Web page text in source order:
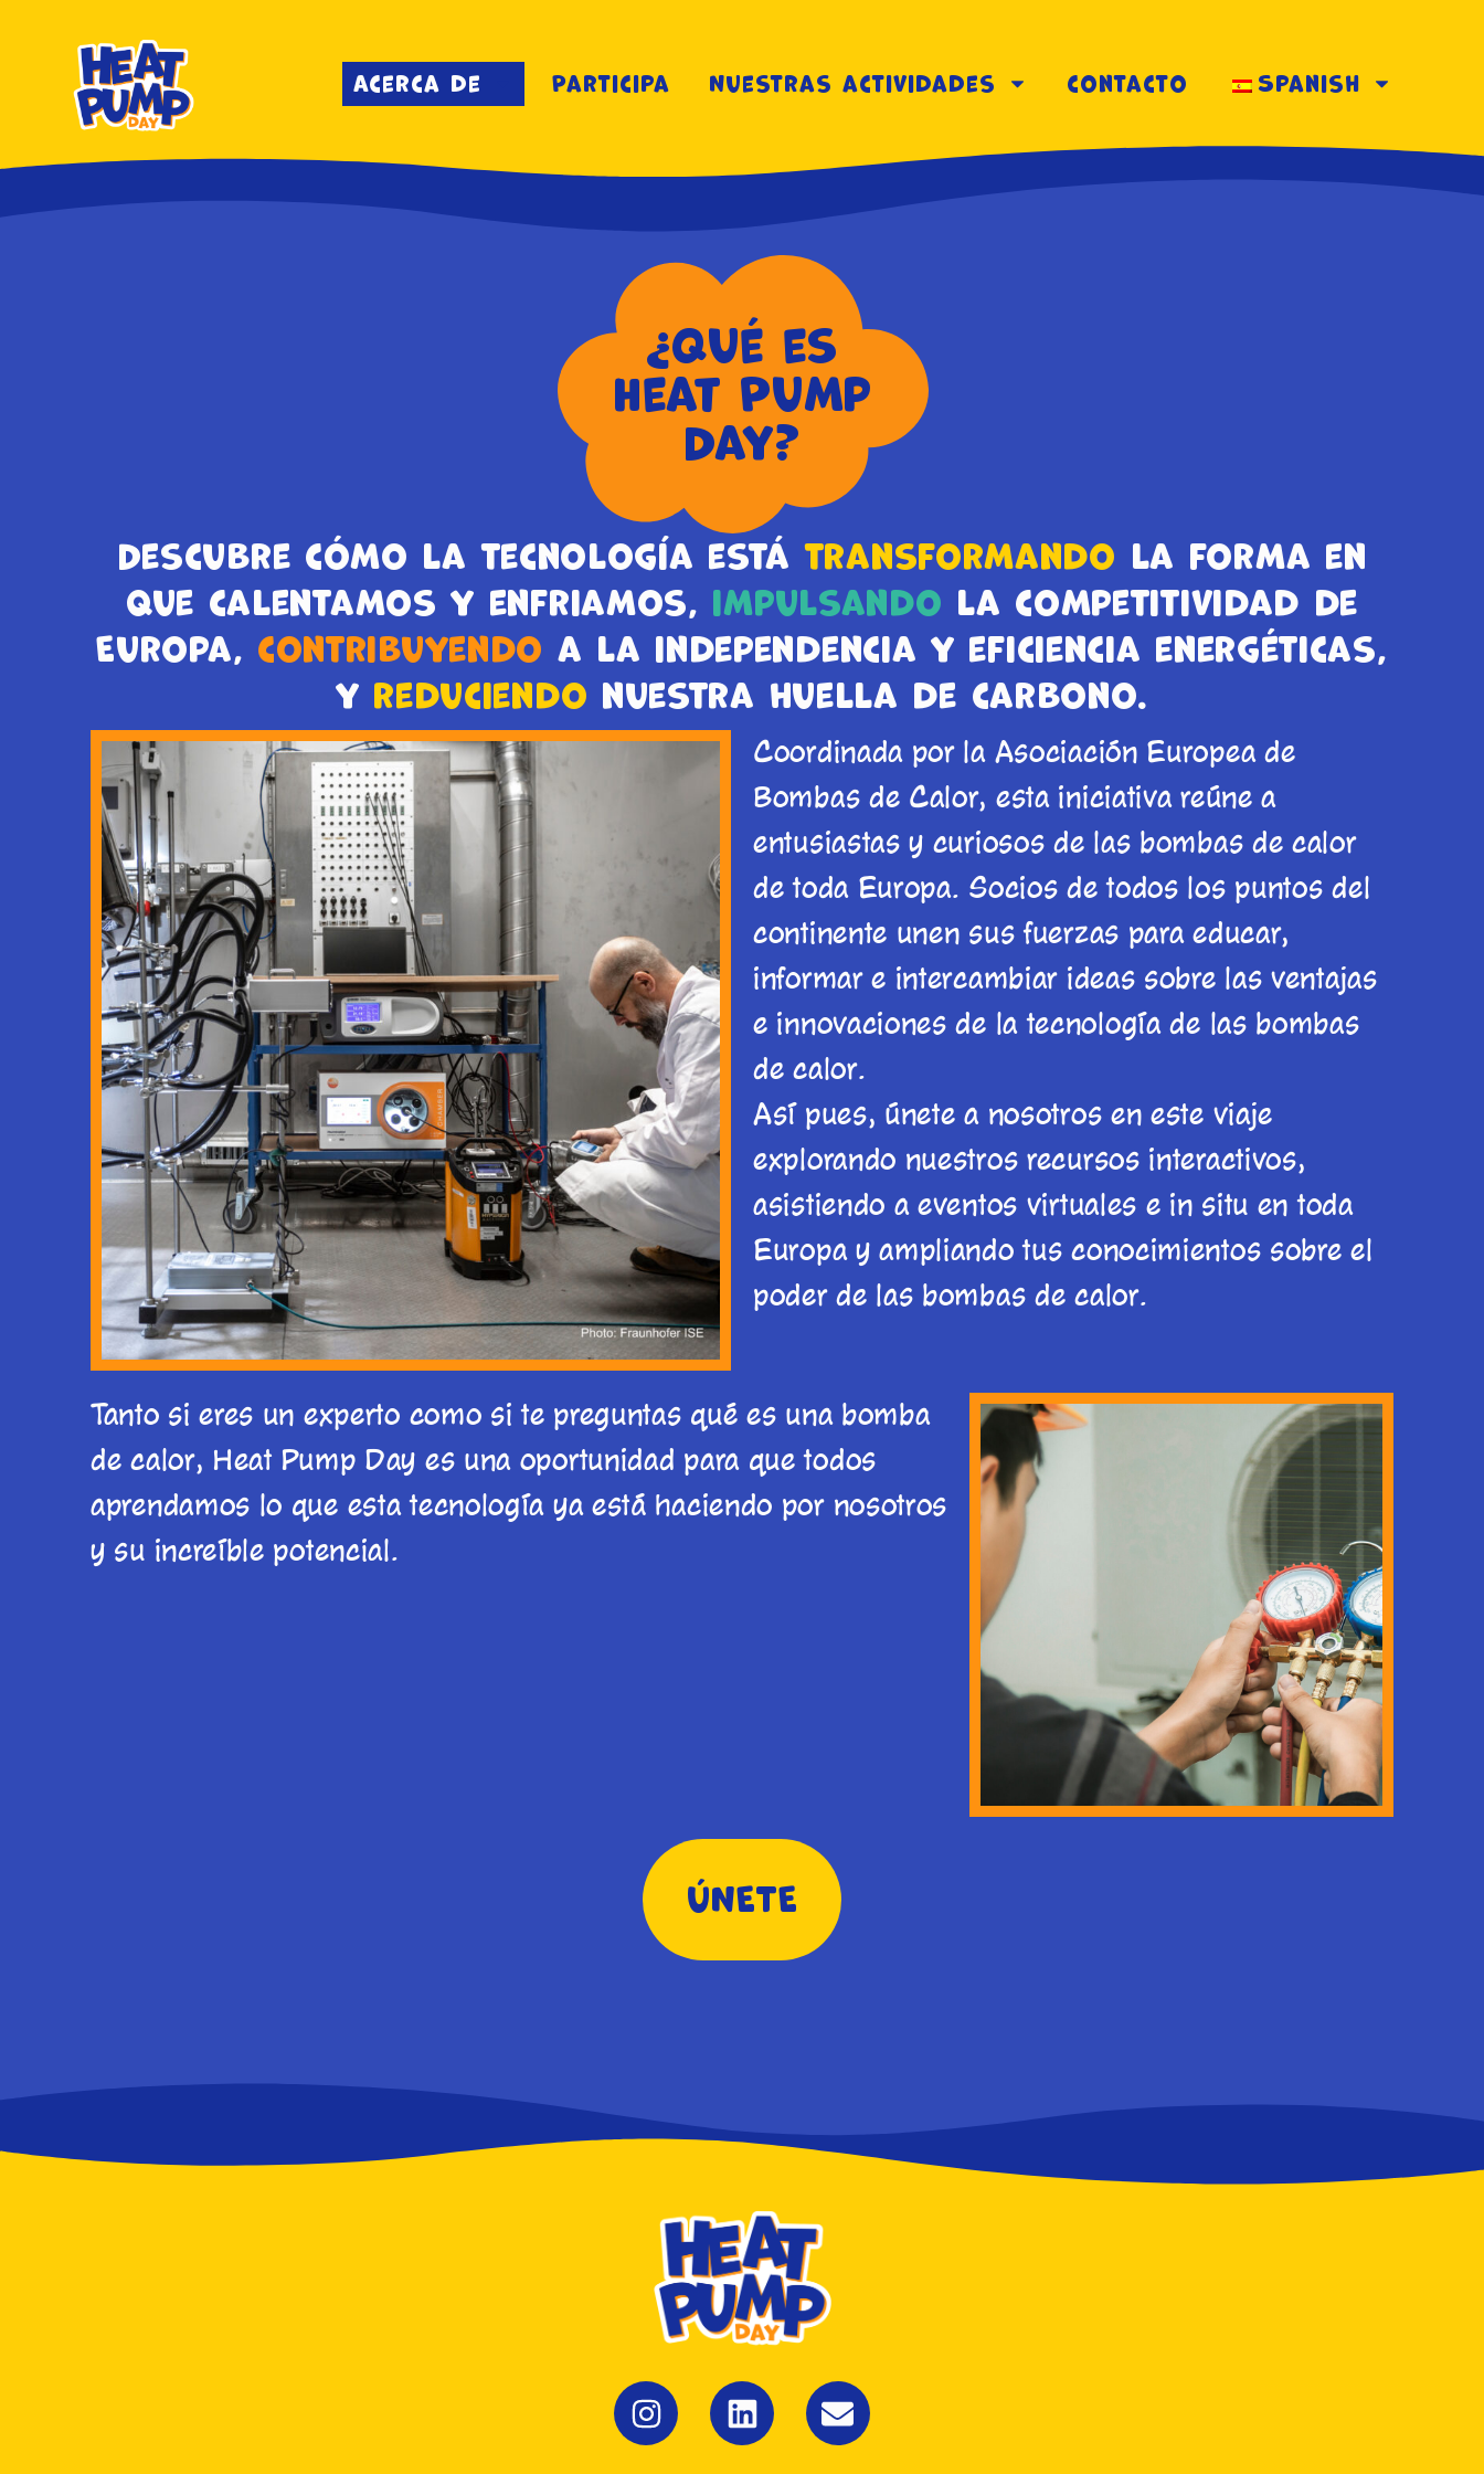
Acerca de Participa Nuestras actividades contacto Spanish
¿Qué es
Heat Pump
Day?
Descubre cómo la tecnología estátransformando la forma en
que calentamos y enfriamos, impulsando la competitividad de
Europa, contribuyendo a la independencia y eficiencia energéticas,
y reduciendo nuestra huella de carbono.
Coordinada por la Asociación Europea de
Bombas de Calor, esta iniciativa reúne a
entusiastas y curiosos de las bombas de calor
de toda Europa. Socios de todos los puntos del
continente unen sus fuerzas para educar,
informar e intercambiar ideas sobre las ventajas
e innovaciones de la tecnología de las bombas
de calor.
Así pues, únete a nosotros en este viaje
explorando nuestros recursos interactivos,
asistiendo a eventos virtuales e in situ en toda
Europa y ampliando tus conocimientos sobre el
poder de las bombas de calor.
Tanto si eres un experto como si te preguntas qué es una bomba
de calor, Heat Pump Day es una oportunidad para que todos
aprendamos lo que esta tecnología ya está haciendo por nosotros
y su increíble potencial.
ÚNETE